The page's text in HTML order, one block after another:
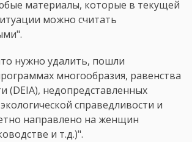
материалы, которые в текущей
можно считать
нужно удалить, пошли
многообразия, равенства
(DEIA), недопредставленных
справедливости и
направлено на женщин
и т.д.)".